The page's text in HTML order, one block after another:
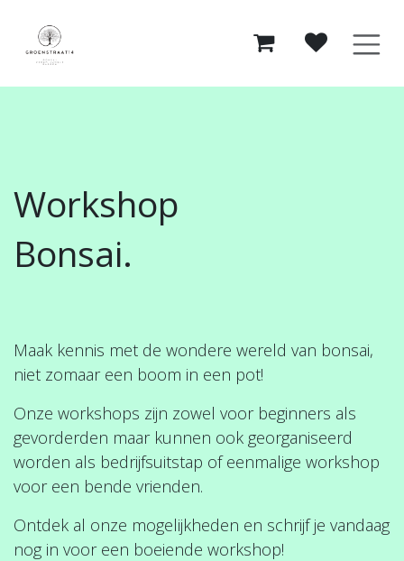
Workshop
Bonsai.
Maak kennis met de wondere wereld van bonsai,
niet zomaar een boom in een pot!
Onze workshops zijn zowel voor beginners als
gevorderden maar kunnen ook georganiseerd
worden als bedrijfsuitstap of eenmalige workshop
voor een bende vrienden.
Ontdek al onze mogelijkheden en schrijf je vandaag
nog in voor een boeiende workshop!